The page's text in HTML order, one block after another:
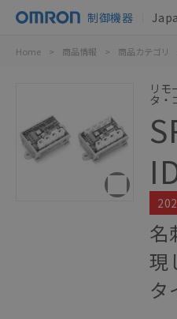
制御機器
Home > 商品情報 > 商品カテゴリ
リモ
タ・
名
現
タ